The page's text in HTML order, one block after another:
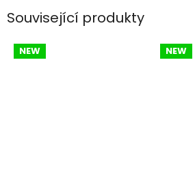
Související produkty
NEW NEW